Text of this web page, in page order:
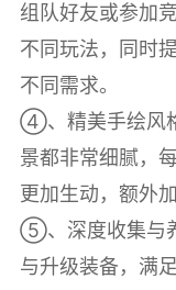
组队好友或参加
不同玩法，同时
不同需求。
④、精美手绘风
景都非常细腻，
更加生动，额外
⑤、深度收集与
与升级装备，满